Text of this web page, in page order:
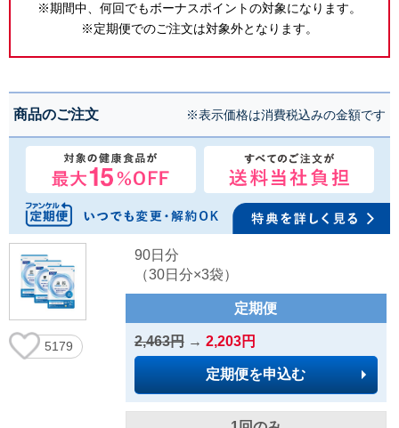
※期間中、何回でもボーナスポイントの対象になります。
※定期便でのご注文は対象外となります。
商品のご注文 ※表示価格は消費税込みの金額です
5179
90日分
（30日分×3袋）
定期便
2,463円→ 2,203円
定期便を申込む